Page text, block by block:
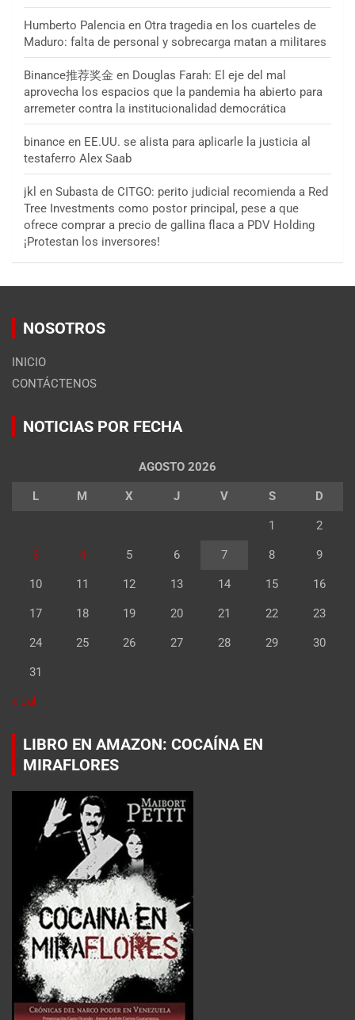
Humberto Palencia en Otra tragedia en los cuarteles de
Maduro: falta de personal y sobrecarga matan a militares
Binance推荐奖金 en Douglas Farah: El eje del mal
aprovecha los espacios que la pandemia ha abierto para
arremeter contra la institucionalidad democrática
binance en EE.UU. se alista para aplicarle la justicia al
testaferro Alex Saab
jkl en Subasta de CITGO: perito judicial recomienda a Red
Tree Investments como postor principal, pese a que
ofrece comprar a precio de gallina flaca a PDV Holding
¡Protestan los inversores!
NOSOTROS
INICIO
CONTÁCTENOS
NOTICIAS POR FECHA
AGOSTO 2026
L M X J V S D
1 2
3 4 5 6 7 8 9
10 11 12 13 14 15 16
17 18 19 20 21 22 23
24 25 26 27 28 29 30
31
« Jul
LIBRO EN AMAZON: COCAÍNA EN
MIRAFLORES